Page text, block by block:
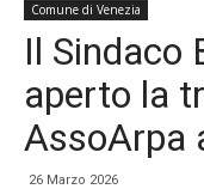
Comune di Venezia
Il Sindaco
aperto la
AssoArpa
26 Marzo 2026